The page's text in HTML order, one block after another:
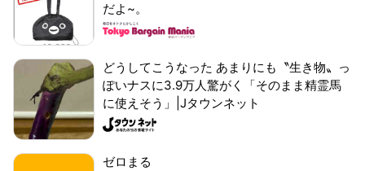
だよ~。
どうしてこうなった あまりにも〝生き物〟っ
ぽいナスに3.9万人驚がく「そのまま精霊馬
に使えそう」|Jタウンネット
ゼロまる